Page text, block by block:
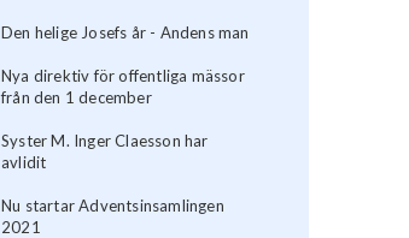
Den helige Josefs år - Andens man
Nya direktiv för offentliga mässor
från den 1 december
Syster M. Inger Claesson har
avlidit
Nu startar Adventsinsamlingen
2021